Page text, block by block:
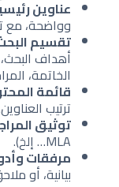
عناوين
وواضحة، مع
تقسيم
أهداف البحث،
الخاتمة،
قائمة
ترتيب العناوين.
توثيق
MLA… إلخ).
مرفقات
بيانية، أو